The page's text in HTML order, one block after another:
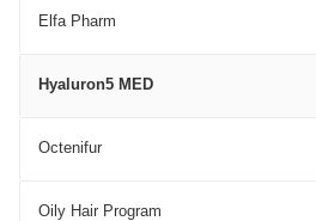
Elfa Pharm
Hyaluron5 MED
Octenifur
Oily Hair Program